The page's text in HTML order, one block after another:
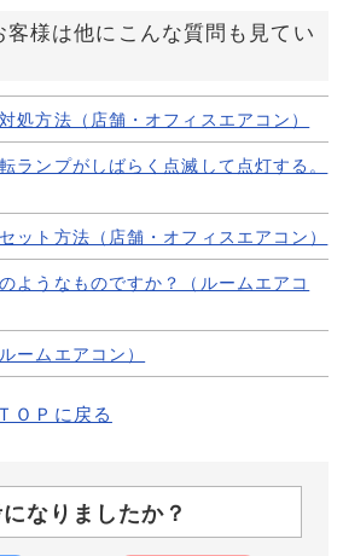
客様は他にこんな質問も見てい
処方法（店舗・オフィスエアコン）
ランプがしばらく点滅して点灯する。
ット方法（店舗・オフィスエアコン）
ようなものですか？（ルームエアコ
ームエアコン）
ＯＰに戻る
なりましたか？